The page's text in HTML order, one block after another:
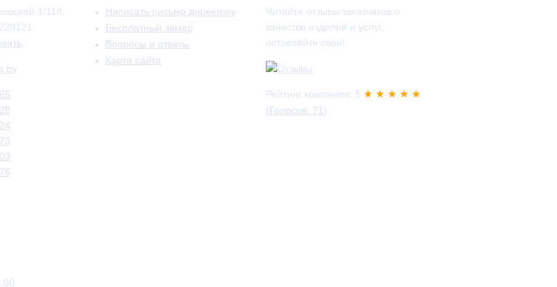
1/118,
Написать письмо директору
Бесплатный замер
Вопросы и ответы
Карта сайта
Читайте отзывы заказчиков о
качестве изделий и услуг,
оставляйте свои!
Рейтинг компании: 5 ★ ★ ★ ★ ★
(Голосов: 71 )